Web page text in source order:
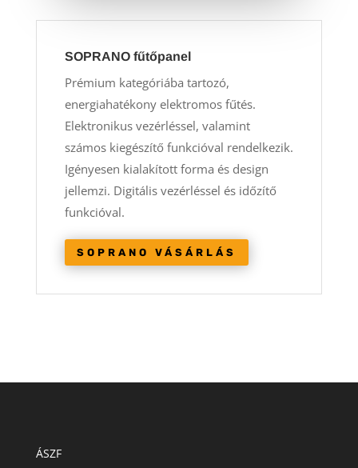
SOPRANO fűtőpanel
Prémium kategóriába tartozó,
energiahatékony elektromos fűtés.
Elektronikus vezérléssel, valamint
számos kiegészítő funkcióval rendelkezik.
Igényesen kialakított forma és design
jellemzi. Digitális vezérléssel és időzítő
funkcióval.
SOPRANO VÁSÁRLÁS
ÁSZF